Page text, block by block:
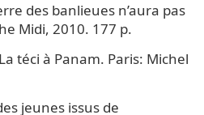
des banlieues n’aura pas
Midi, 2010. 177 p.
téci à Panam. Paris: Michel
jeunes issus de